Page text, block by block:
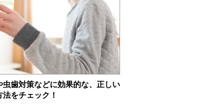
虫歯対策などに効果的な、正しい
法をチェック！